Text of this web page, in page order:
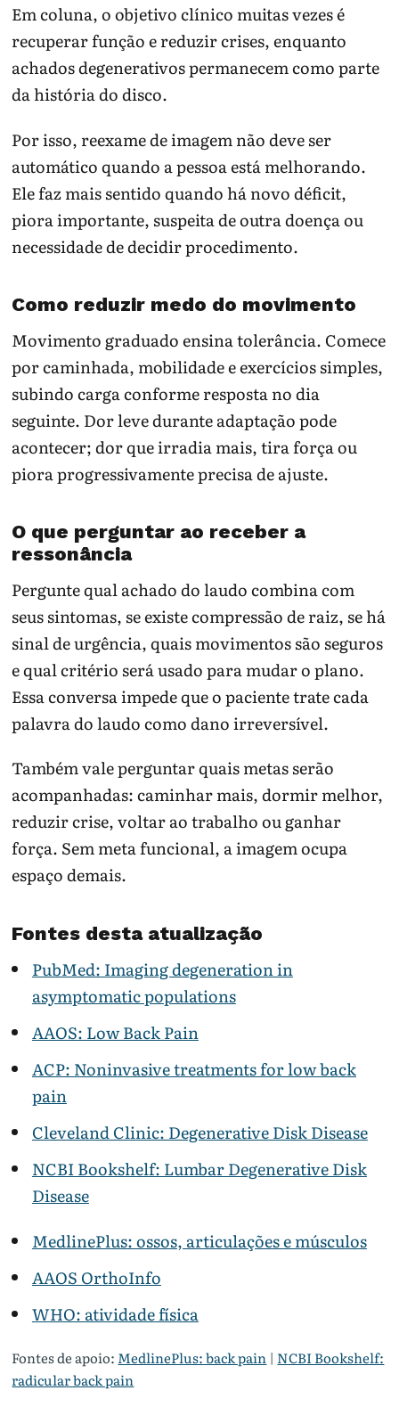
Em coluna, o objetivo clínico muitas vezes é
recuperar função e reduzir crises, enquanto
achados degenerativos permanecem como parte
da história do disco.
Por isso, reexame de imagem não deve ser
automático quando a pessoa está melhorando.
Ele faz mais sentido quando há novo déficit,
piora importante, suspeita de outra doença ou
necessidade de decidir procedimento.
Como reduzir medo do movimento
Movimento graduado ensina tolerância. Comece
por caminhada, mobilidade e exercícios simples,
subindo carga conforme resposta no dia
seguinte. Dor leve durante adaptação pode
acontecer; dor que irradia mais, tira força ou
piora progressivamente precisa de ajuste.
O que perguntar ao receber a
ressonância
Pergunte qual achado do laudo combina com
seus sintomas, se existe compressão de raiz, se há
sinal de urgência, quais movimentos são seguros
e qual critério será usado para mudar o plano.
Essa conversa impede que o paciente trate cada
palavra do laudo como dano irreversível.
Também vale perguntar quais metas serão
acompanhadas: caminhar mais, dormir melhor,
reduzir crise, voltar ao trabalho ou ganhar
força. Sem meta funcional, a imagem ocupa
espaço demais.
Fontes desta atualização
PubMed: Imaging degeneration in
asymptomatic populations
AAOS: Low Back Pain
ACP: Noninvasive treatments for low back
pain
Cleveland Clinic: Degenerative Disk Disease
NCBI Bookshelf: Lumbar Degenerative Disk
Disease
MedlinePlus: ossos, articulações e músculos
AAOS OrthoInfo
WHO: atividade física
Fontes de apoio: MedlinePlus: back pain | NCBI Bookshelf:
radicular back pain